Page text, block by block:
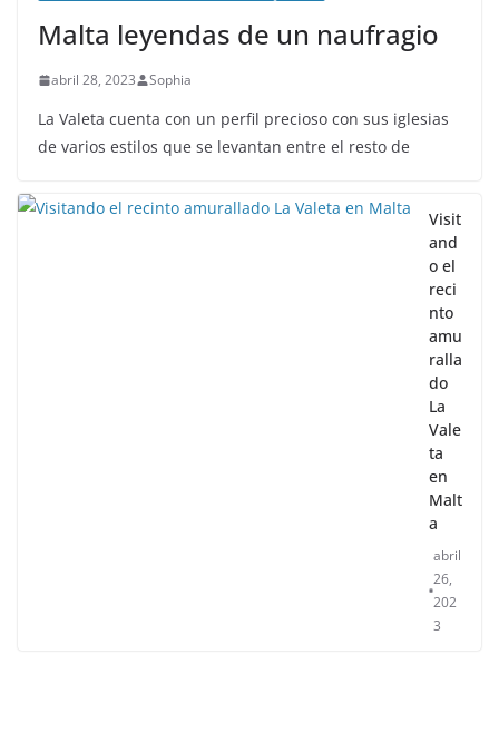
Malta leyendas de un naufragio
La Valeta cuenta con un perfil precioso con sus iglesias
Visit
and
o el
reci
nto
amu
ralla
do
La
Vale
ta
en
Malt
abril
26,
202